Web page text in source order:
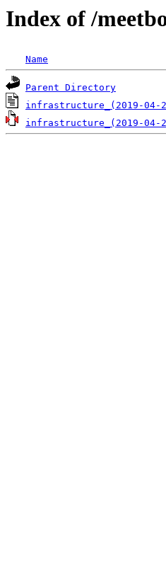
Index of /
Name
Parent Directory
infrastructure_(2019-04-
infrastructure_(2019-04-